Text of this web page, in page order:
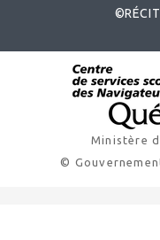
Ministère
©